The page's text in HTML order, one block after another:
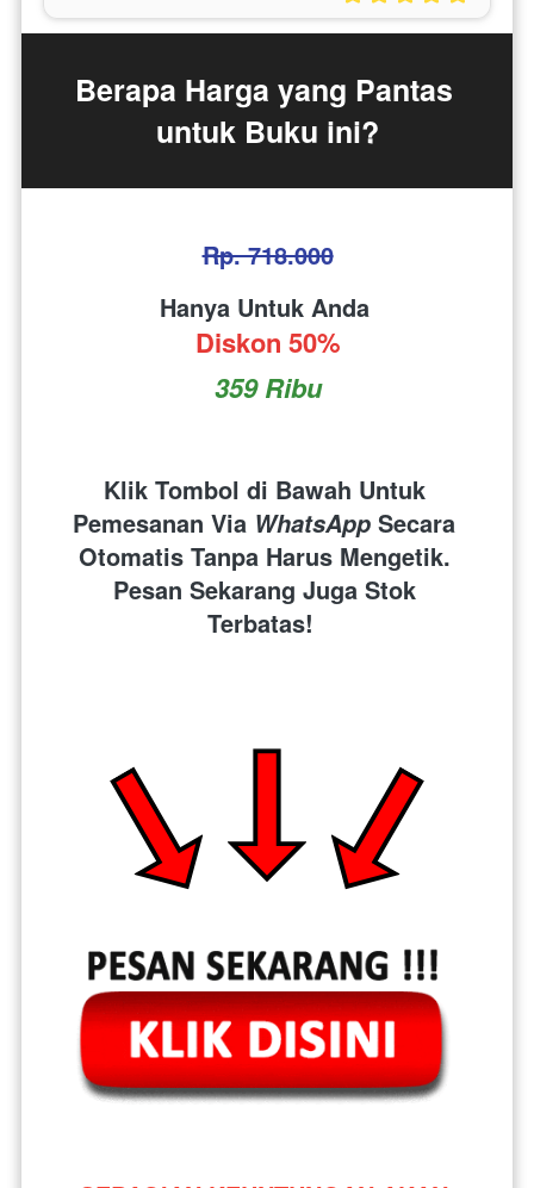
Berapa Harga yang Pantas
untuk Buku ini?
Rp. 718.000
Hanya Untuk Anda
Diskon 50%
359 Ribu
Klik Tombol di Bawah Untuk
Pemesanan Via WhatsApp Secara
Otomatis Tanpa Harus Mengetik.
Pesan Sekarang Juga Stok
Terbatas!